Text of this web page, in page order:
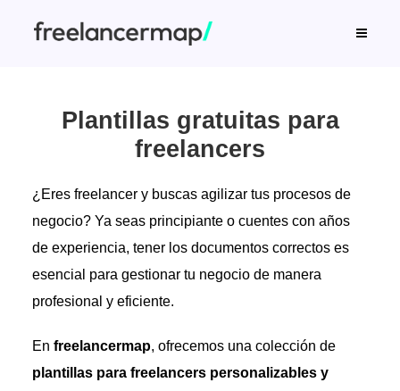
Plantillas gratuitas para
freelancers
¿Eres freelancer y buscas agilizar tus procesos de
negocio? Ya seas principiante o cuentes con años
de experiencia, tener los documentos correctos es
esencial para gestionar tu negocio de manera
profesional y eficiente.
En freelancermap, ofrecemos una colección de
plantillas para freelancers personalizables y